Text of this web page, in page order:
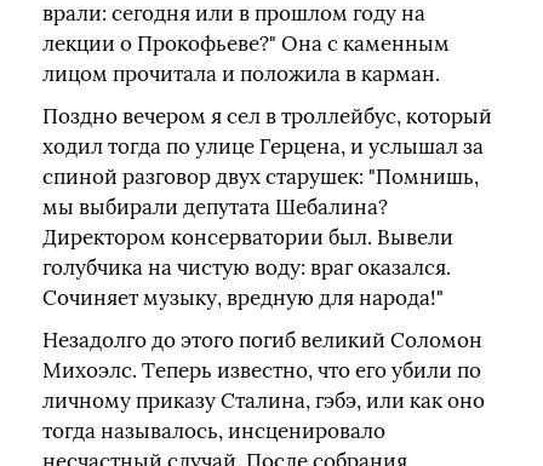
врали: сегодня или в прошлом году на
лекции о Прокофьеве?" Она с каменным
лицом прочитала и положила в карман.
Поздно вечером я сел в троллейбус, который
ходил тогда по улице Герцена, и услышал за
спиной разговор двух старушек: "Помнишь,
мы выбирали депутата Шебалина?
Директором консерватории был. Вывели
голубчика на чистую воду: враг оказался.
Сочиняет музыку, вредную для народа!"
Незадолго до этого погиб великий Соломон
Михоэлс. Теперь известно, что его убили по
личному приказу Сталина, гэбэ, или как оно
тогда называлось, инсценировало